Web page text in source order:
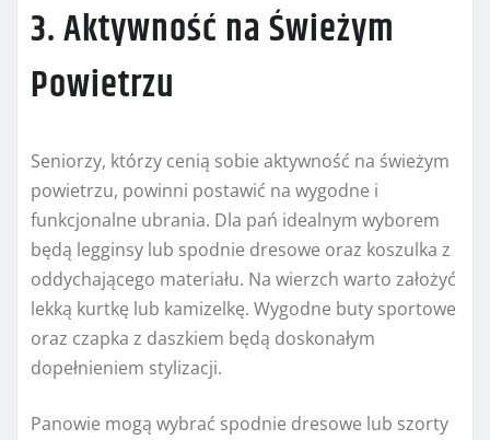
3. Aktywność na Świeżym
Powietrzu
Seniorzy, którzy cenią sobie aktywność na świeżym
powietrzu, powinni postawić na wygodne i
funkcjonalne ubrania. Dla pań idealnym wyborem
będą legginsy lub spodnie dresowe oraz koszulka z
oddychającego materiału. Na wierzch warto założyć
lekką kurtkę lub kamizelkę. Wygodne buty sportowe
oraz czapka z daszkiem będą doskonałym
dopełnieniem stylizacji.
Panowie mogą wybrać spodnie dresowe lub szorty